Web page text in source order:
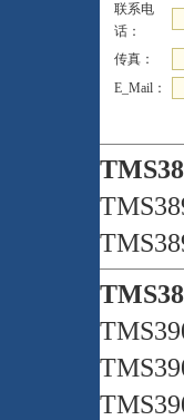
联系电
话：
传真：
E_Mail：